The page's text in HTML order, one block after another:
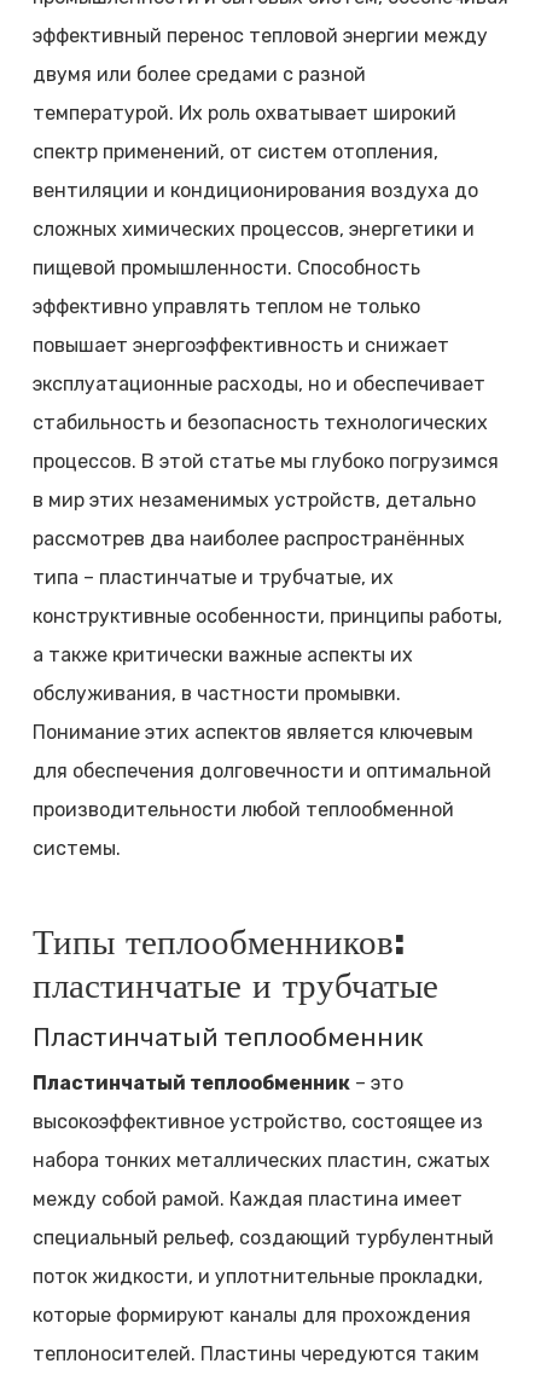
эффективный перенос тепловой энергии между
двумя или более средами с разной
температурой. Их роль охватывает широкий
спектр применений, от систем отопления,
вентиляции и кондиционирования воздуха до
сложных химических процессов, энергетики и
пищевой промышленности. Способность
эффективно управлять теплом не только
повышает энергоэффективность и снижает
эксплуатационные расходы, но и обеспечивает
стабильность и безопасность технологических
процессов. В этой статье мы глубоко погрузимся
в мир этих незаменимых устройств, детально
рассмотрев два наиболее распространённых
типа – пластинчатые и трубчатые, их
конструктивные особенности, принципы работы,
а также критически важные аспекты их
обслуживания, в частности промывки.
Понимание этих аспектов является ключевым
для обеспечения долговечности и оптимальной
производительности любой теплообменной
системы.
Типы теплообменников:
пластинчатые и трубчатые
Пластинчатый теплообменник
Пластинчатый теплообменник– это
высокоэффективное устройство, состоящее из
набора тонких металлических пластин, сжатых
между собой рамой. Каждая пластина имеет
специальный рельеф, создающий турбулентный
поток жидкости, и уплотнительные прокладки,
которые формируют каналы для прохождения
теплоносителей. Пластины чередуются таким